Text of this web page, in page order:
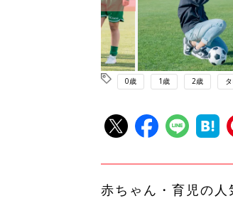
0歳 1歳 2歳
赤ちゃん・育児の